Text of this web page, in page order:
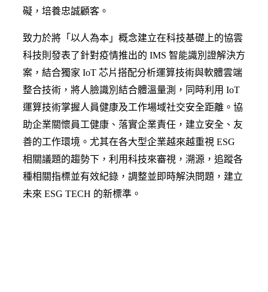
礙，培養忠誠顧客。
致力於將「以人為本」概念建立在科技基礎上的協雲
科技則發表了針對疫情推出的 IMS 智能識別證解決方
案，結合獨家 IoT 芯片搭配分析運算技術與軟體雲端
整合技術，將人臉識別結合體溫量測，同時利用 IoT
運算技術掌握人員健康及工作場域社交安全距離。協
助企業關懷員工健康、落實企業責任，建立安全、友
善的工作環境。尤其在各大型企業越來越重視 ESG
相關議題的趨勢下，利用科技來審視，溯源，追蹤各
種相關指標並有效紀錄，調整並即時解決問題，建立
未來 ESG TECH 的新標準。